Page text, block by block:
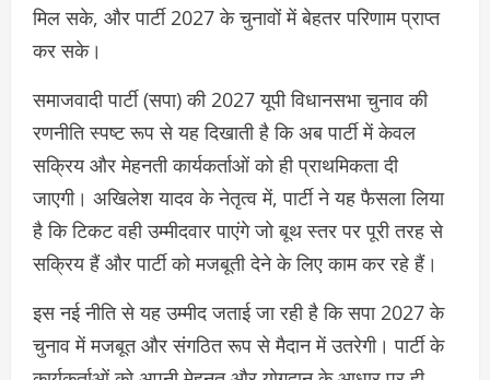
मिल सके, और पार्टी 2027 के चुनावों में बेहतर परिणाम प्राप्त
कर सके।
समाजवादी पार्टी (सपा) की 2027 यूपी विधानसभा चुनाव की
रणनीति स्पष्ट रूप से यह दिखाती है कि अब पार्टी में केवल
सक्रिय और मेहनती कार्यकर्ताओं को ही प्राथमिकता दी
जाएगी। अखिलेश यादव के नेतृत्व में, पार्टी ने यह फैसला लिया
है कि टिकट वही उम्मीदवार पाएंगे जो बूथ स्तर पर पूरी तरह से
सक्रिय हैं और पार्टी को मजबूती देने के लिए काम कर रहे हैं।
इस नई नीति से यह उम्मीद जताई जा रही है कि सपा 2027 के
चुनाव में मजबूत और संगठित रूप से मैदान में उतरेगी। पार्टी के